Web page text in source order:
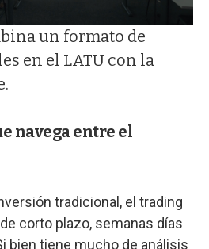
un formato de
en el LATU con la
navega entre el
tradicional, el trading
corto plazo, semanas días
bien tiene mucho de análisis